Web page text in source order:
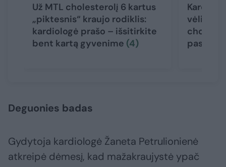
Už MTL cholesterolį 6 kartus
„piktesnis“ kraujo rodiklis:
kardiologė prašo – išsitirkite
bent kartą gyvenime (4)
vėliavą:
Deguonies badas
Gydytoja kardiologė Žaneta Petrulionienė
atkreipė dėmesį, kad mažakraujystė ypač